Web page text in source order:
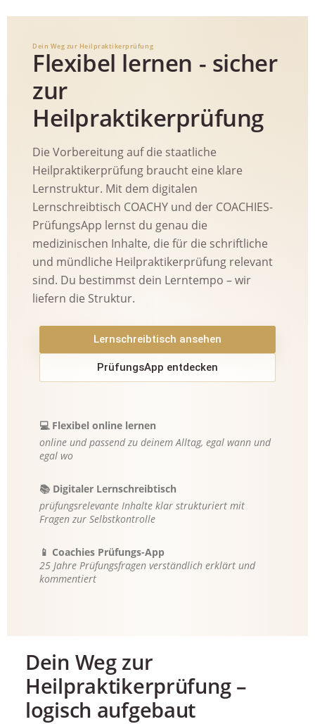
Dein Weg zur Heilpraktikerprüfung
Flexibel lernen - sicher
zur
Heilpraktikerprüfung
Die Vorbereitung auf die staatliche
Heilpraktikerprüfung braucht eine klare
Lernstruktur. Mit dem digitalen
Lernschreibtisch COACHY und der COACHIES-
PrüfungsApp lernst du genau die
medizinischen Inhalte, die für die schriftliche
und mündliche Heilpraktikerprüfung relevant
sind. Du bestimmst dein Lerntempo – wir
liefern die Struktur.
Lernschreibtisch ansehen
PrüfungsApp entdecken
💻 Flexibel online lernen
online und passend zu deinem Alltag, egal wann und
egal wo
📚 Digitaler Lernschreibtisch
prüfungsrelevante Inhalte klar strukturiert mit
Fragen zur Selbstkontrolle
📱 Coachies Prüfungs-App
25 Jahre Prüfungsfragen verständlich erklärt und
kommentiert
Dein Weg zur
Heilpraktikerprüfung –
logisch aufgebaut